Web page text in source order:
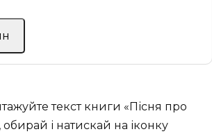
текст книги «Пісня про
і натискай на іконку